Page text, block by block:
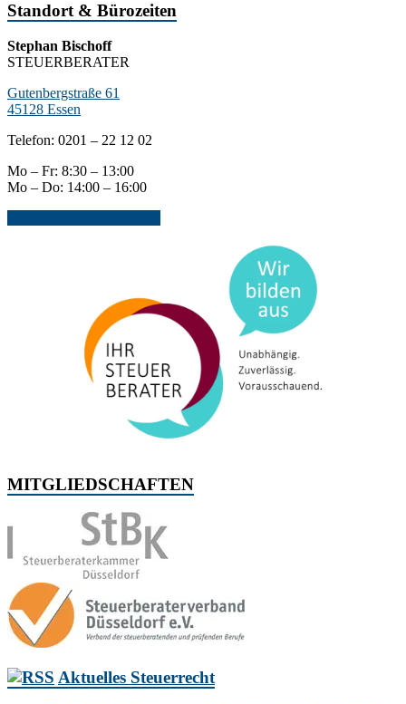
Standort & Bürozeiten
Stephan Bischoff
STEUERBERATER
Gutenbergstraße 61
45128 Essen
Telefon: 0201 – 22 12 02
Mo – Fr: 8:30 – 13:00
Mo – Do: 14:00 – 16:00
MITGLIEDSCHAFTEN
Aktuelles Steuerrecht